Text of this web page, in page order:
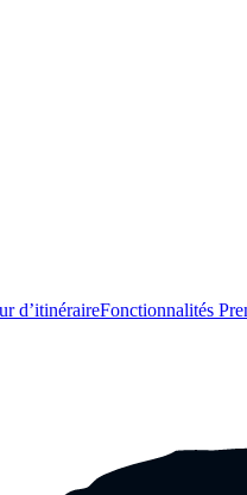
d’itinéraireFonctionnalités